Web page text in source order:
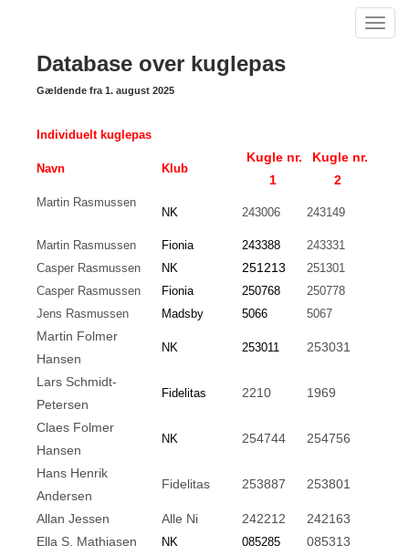
Database over kuglepas
Gældende fra 1. august 2025
Individuelt kuglepas
Navn Klub
Kugle nr.
1
Kugle nr.
2
Martin Rasmussen
NK 243006 243149
Martin Rasmussen Fionia 243388
243331
Casper Rasmussen
NK 251213
251301
Casper Rasmussen
Fionia 250768
250778
Jens Rasmussen
Madsby 5066 5067
Martin Folmer
Hansen
NK 253011 253031
Lars Schmidt-
Petersen
Fidelitas 2210 1969
Claes Folmer
Hansen
NK 254744 254756
Hans Henrik
Andersen
Fidelitas 253887 253801
Allan Jessen Alle Ni 242212
242163
Ella S. Mathiasen
NK 085285
085313